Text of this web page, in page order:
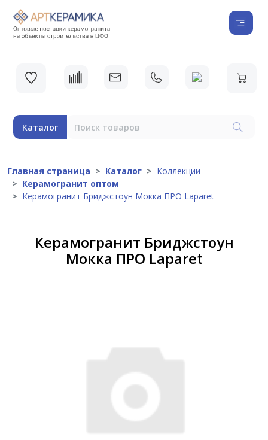
Каталог
Главная страница Каталог
Коллекции
Керамогранит оптом
Керамогранит Бриджстоун Мокка ПРО Laparet
Керамогранит Бриджстоун
Мокка ПРО Laparet